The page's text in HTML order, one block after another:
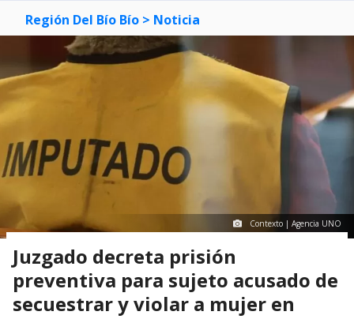
Región Del Bío Bío > Noticia
Contexto | Agencia UNO
Juzgado decreta prisión
preventiva para sujeto acusado de
secuestrar y violar a mujer en